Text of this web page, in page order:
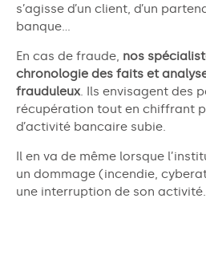
s’agisse d’un client, d’un
banque…
En cas de fraude, nos
chronologie des faits et
frauduleux . Ils envisagent des
récupération tout en chiffrant
d’activité bancaire subie.
Il en va de même lorsque
un dommage (incendie,
une interruption de son activité.